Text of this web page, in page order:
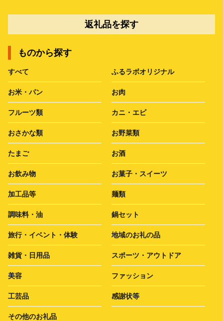
返礼品を探す
ものから探す
すべて ふるラボオリジナル
お米・パン お肉
フルーツ類 カニ・エビ
おさかな類 お野菜類
たまご お酒
お飲み物 お菓子・スイーツ
加工品等 麺類
調味料・油 鍋セット
旅行・イベント・体験 地域のお礼の品
雑貨・日用品 スポーツ・アウトドア
美容 ファッション
工芸品 感謝状等
その他のお礼品